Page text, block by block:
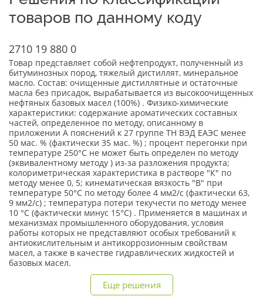
товаров по данному коду
2710 19 880 0
Товар представляет собой нефтепродукт, полученный из
битуминозных пород, тяжелый дистиллят, минеральное
масло. Состав: очищенные дистиллятные и остаточные
масла без присадок, вырабатывается из высокоочищенных
нефтяных базовых масел (100%) . Физико-химические
характеристики: содержание ароматических составных
частей, определенное по методу, описанному в
приложении A пояснений к 27 группе ТН ВЭД ЕАЭС менее
50 мас. % (фактически 35 мас. %) ; процент перегонки при
температуре 250°С не может быть определен по методу
(эквивалентному методу ) из-за разложения продукта;
колориметрическая характеристика в растворе "К" по
методу менее 0, 5; кинематическая вязкость "В" при
температуре 50°С по методу более 4 мм2/с (фактически 63,
9 мм2/с) ; температура потери текучести по методу менее
10 °С (фактически минус 15°С) . Применяется в машинах и
механизмах промышленного оборудования, условия
работы которых не представляют особых требований к
антиокислительным и антикоррозионным свойствам
масел, а также в качестве гидравлических жидкостей и
базовых масел.
Еще решения